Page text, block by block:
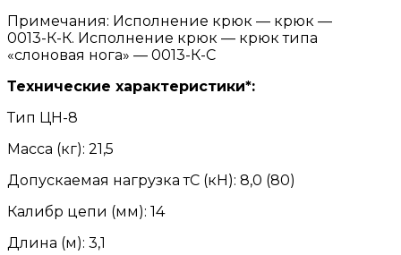
Примечания: Исполнение крюк — крюк —
0013-К-К. Исполнение крюк — крюк типа
«слоновая нога» — 0013-К-С
Технические характеристики*:
Тип ЦН-8
Масса (кг): 21,5
Допускаемая нагрузка тС (кН): 8,0 (80)
Калибр цепи (мм): 14
Длина (м): 3,1